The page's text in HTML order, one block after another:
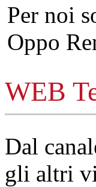
Per noi
Oppo
WEB
Dal
gli altri